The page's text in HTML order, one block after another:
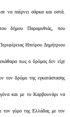
να παίρνει σάρκα και οστά.
δήμου Παραμυθιάς, που
Ηπείρου Δημήτριου
πως ο δρόμος δεν είχε
τον δρόμο της εγκατάστασης
και με το Καρβουνάρι να
τον γύρο της Ελλάδας με τον